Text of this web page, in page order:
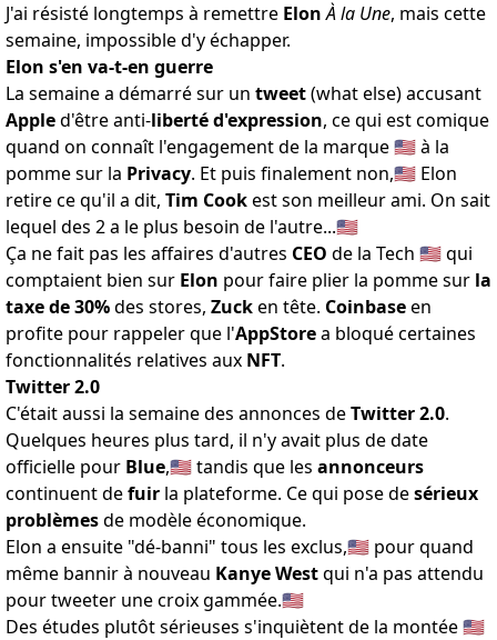
J'ai résisté longtemps à remettre Elon À la Une, mais cette
semaine, impossible d'y échapper.
Elon s'en va-t-en guerre
La semaine a démarré sur un tweet(what else)accusant
Appled'être anti-liberté d'expression, ce qui est comique
quand on connaît l'engagement de la marque🇺🇸 à la
pomme sur la Privacy. Et puis finalement non,🇺🇸 Elon
retire ce qu'il a dit, Tim Cookest son meilleur ami. On sait
lequel des 2 a le plus besoin de l'autre...🇺🇸
Ça ne fait pas les affaires d'autres CEO de la Tech 🇺🇸 qui
comptaient bien sur Elon pour faire plier la pomme sur la
taxe de 30%des stores, Zucken tête. Coinbaseen
profite pour rappeler que l'AppStorea bloqué certaines
fonctionnalités relatives aux NFT.
Twitter 2.0
C'était aussi la semaine des annonces deTwitter 2.0.
Quelques heures plus tard, il n'y avait plus de date
officielle pour Blue,🇺🇸 tandis que les annonceurs
continuent defuir la plateforme. Ce qui pose desérieux
problèmesde modèle économique.
Elon a ensuite "dé-banni" tous les exclus,🇺🇸 pour quand
même bannir à nouveau Kanye Westqui n'a pas attendu
pourtweeter une croix gammée.🇺🇸
Des études plutôt sérieuses s'inquiètent de la montée🇺🇸